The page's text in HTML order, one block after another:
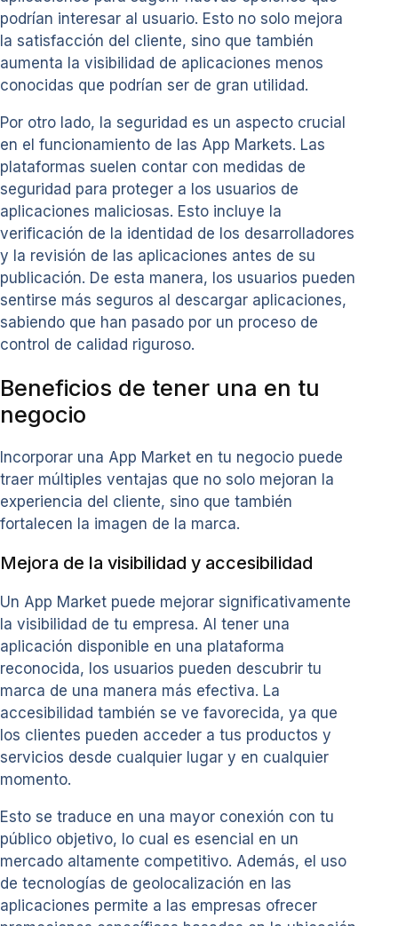
podrían interesar al usuario. Esto no solo mejora
la satisfacción del cliente, sino que también
aumenta la visibilidad de aplicaciones menos
conocidas que podrían ser de gran utilidad.
Por otro lado, la seguridad es un aspecto crucial
en el funcionamiento de las App Markets. Las
plataformas suelen contar con medidas de
seguridad para proteger a los usuarios de
aplicaciones maliciosas. Esto incluye la
verificación de la identidad de los desarrolladores
y la revisión de las aplicaciones antes de su
publicación. De esta manera, los usuarios pueden
sentirse más seguros al descargar aplicaciones,
sabiendo que han pasado por un proceso de
control de calidad riguroso.
Beneficios de tener una en tu
negocio
Incorporar una App Market en tu negocio puede
traer múltiples ventajas que no solo mejoran la
experiencia del cliente, sino que también
fortalecen la imagen de la marca.
Mejora de la visibilidad y accesibilidad
Un App Market puede mejorar significativamente
la visibilidad de tu empresa. Al tener una
aplicación disponible en una plataforma
reconocida, los usuarios pueden descubrir tu
marca de una manera más efectiva. La
accesibilidad también se ve favorecida, ya que
los clientes pueden acceder a tus productos y
servicios desde cualquier lugar y en cualquier
momento.
Esto se traduce en una mayor conexión con tu
público objetivo, lo cual es esencial en un
mercado altamente competitivo. Además, el uso
de tecnologías de geolocalización en las
aplicaciones permite a las empresas ofrecer